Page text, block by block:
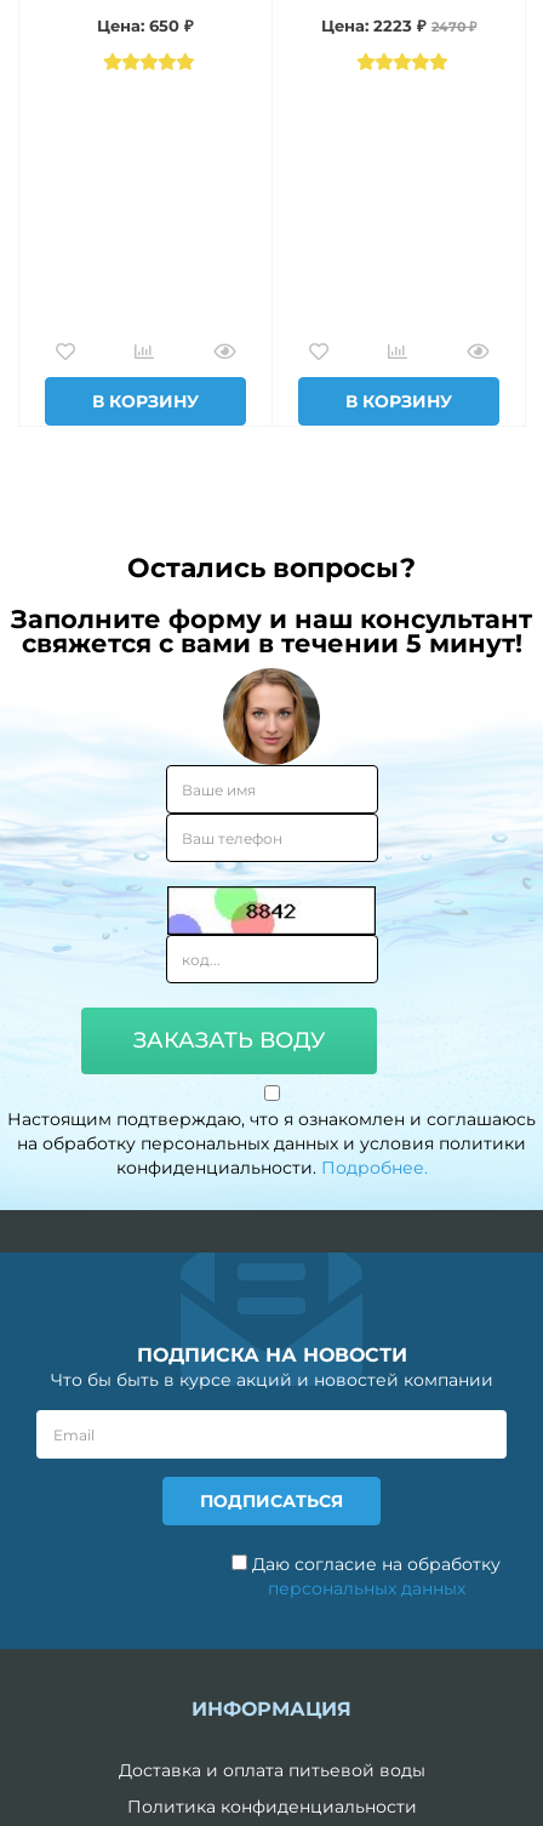
Цена: 650 ₽
В КОРЗИНУ
Цена: 2223 ₽ 2470 ₽
В КОРЗИНУ
Остались вопросы?
Заполните форму и наш консультант
свяжется с вами в течении 5 минут!
ЗАКАЗАТЬ ВОДУ
Настоящим подтверждаю, что я ознакомлен и соглашаюсь
на обработку персональных данных и условия политики
конфиденциальности. Подробнее.
ПОДПИСКА НА НОВОСТИ
Что бы быть в курсе акций и новостей компании
Даю согласие на обработку
персональных данных
ИНФОРМАЦИЯ
Доставка и оплата питьевой воды
Политика конфиденциальности